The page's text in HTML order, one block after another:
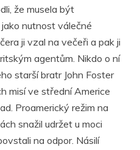
že musela být
nutnost válečné
ji vzal na večeři a pak ji
agentům. Nikdo o ní
starší bratr John Foster
misí ve střední Americe
Proamerický režim na
snažil udržet u moci
na odpor. Násilí